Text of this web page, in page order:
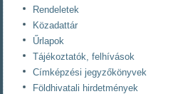
Rendeletek
Közadattár
Űrlapok
Tájékoztatók, felhívások
Címképzési jegyzőkönyvek
Földhivatali hirdetmények